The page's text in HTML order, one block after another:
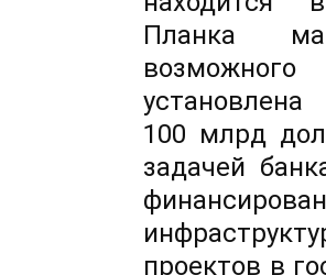
Планка
возможного
100 млрд
задачей
проектов в